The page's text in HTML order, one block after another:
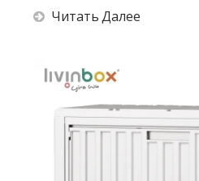
Читать Далее